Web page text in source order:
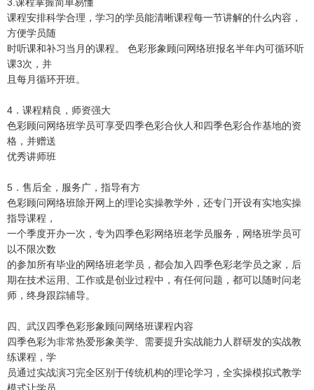
课程安排科学合理，学习的学员能清晰课程每一节讲解的什么内容，
方便学员随
时听课和补习当月的课程。 色彩形象顾问网络班报名半年内可循环听
课3次，并
且每月循环开班。
4．课程精良，师资强大
色彩顾问网络班学员可享受四季色彩合伙人和四季色彩合作基地的资
格，并赠送
优秀讲师班
5．售后全，服务广，指导有方
色彩顾问网络班除开网上的理论实操教学外，还专门开设有实地实操
指导课程，
一个季度开办一次，专为四季色彩网络班老学员服务，网络班学员可
以不限次数
的参加所有毕业的网络班老学员，都会加入四季色彩老学员之家，后
期在技术运用、工作或是创业过程中，有任何问题，都可以随时问老
师，终身跟踪辅导。
四、武汉四季色彩形象顾问网络班课程内容
四季色彩为非常热爱形象美学、需要提升实战能力人群研发的实战教
练课程，学
员通过实战演习完全区别于传统机构的理论学习，全实操模拟式教学
模式让学员